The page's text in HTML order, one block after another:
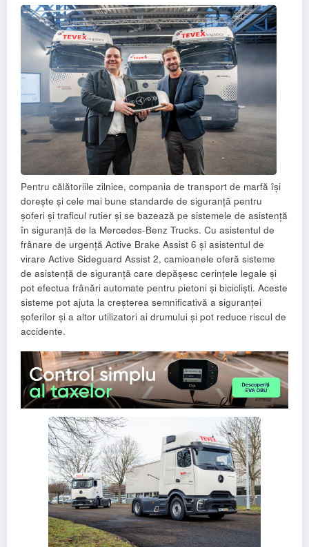
Pentru călătoriile zilnice, compania de transport de marfă își
dorește și cele mai bune standarde de siguranță pentru
șoferi și traficul rutier și se bazează pe sistemele de asistență
în siguranță de la Mercedes-Benz Trucks. Cu asistentul de
frânare de urgență Active Brake Assist 6 și asistentul de
virare Active Sideguard Assist 2, camioanele oferă sisteme
de asistență de siguranță care depășesc cerințele legale și
pot efectua frânări automate pentru pietoni și bicicliști. Aceste
sisteme pot ajuta la creșterea semnificativă a siguranței
șoferilor și a altor utilizatori ai drumului și pot reduce riscul de
accidente.